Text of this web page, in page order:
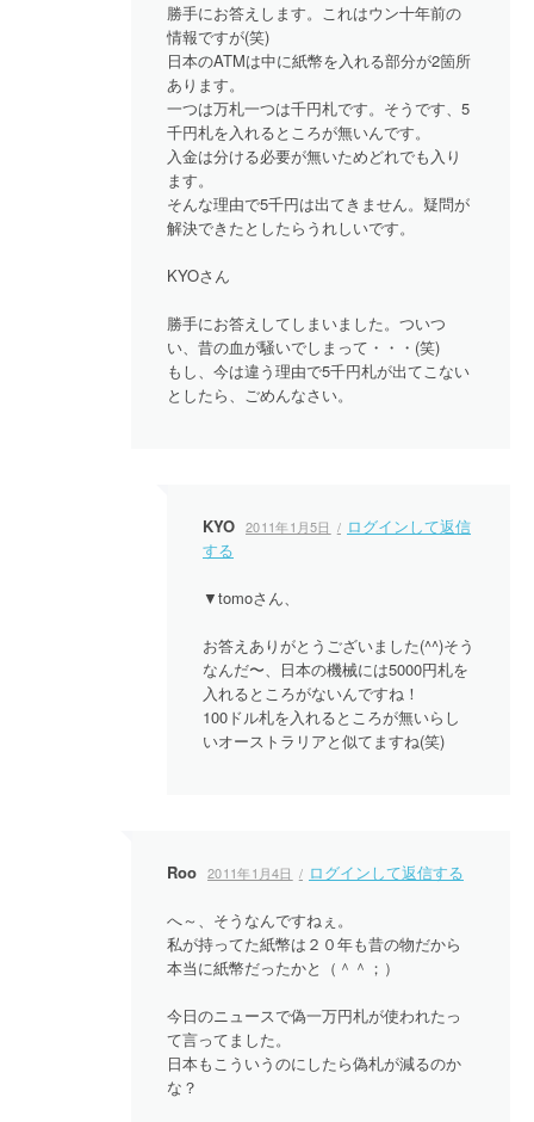
勝手にお答えします。これはウン十年前の
情報ですが(笑)
日本のATMは中に紙幣を入れる部分が2箇所
あります。
一つは万札一つは千円札です。そうです、5
千円札を入れるところが無いんです。
入金は分ける必要が無いためどれでも入り
ます。
そんな理由で5千円は出てきません。疑問が
解決できたとしたらうれしいです。
KYOさん
勝手にお答えしてしまいました。ついつ
い、昔の血が騒いでしまって・・・(笑)
もし、今は違う理由で5千円札が出てこない
としたら、ごめんなさい。
KYO 2011年1月5日
ログインして返信
する
▼tomoさん、
お答えありがとうございました(^^)そう
なんだ〜、日本の機械には5000円札を
入れるところがないんですね！
100ドル札を入れるところが無いらし
いオーストラリアと似てますね(笑)
Roo 2011年1月4日 ログインして返信する
へ～、そうなんですねぇ。
私が持ってた紙幣は２０年も昔の物だから
本当に紙幣だったかと（＾＾；）
今日のニュースで偽一万円札が使われたっ
て言ってました。
日本もこういうのにしたら偽札が減るのか
な？